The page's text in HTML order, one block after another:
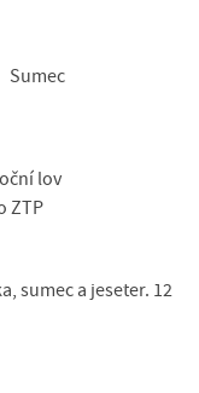
Sumec
lov
ZTP
sumec a jeseter. 12